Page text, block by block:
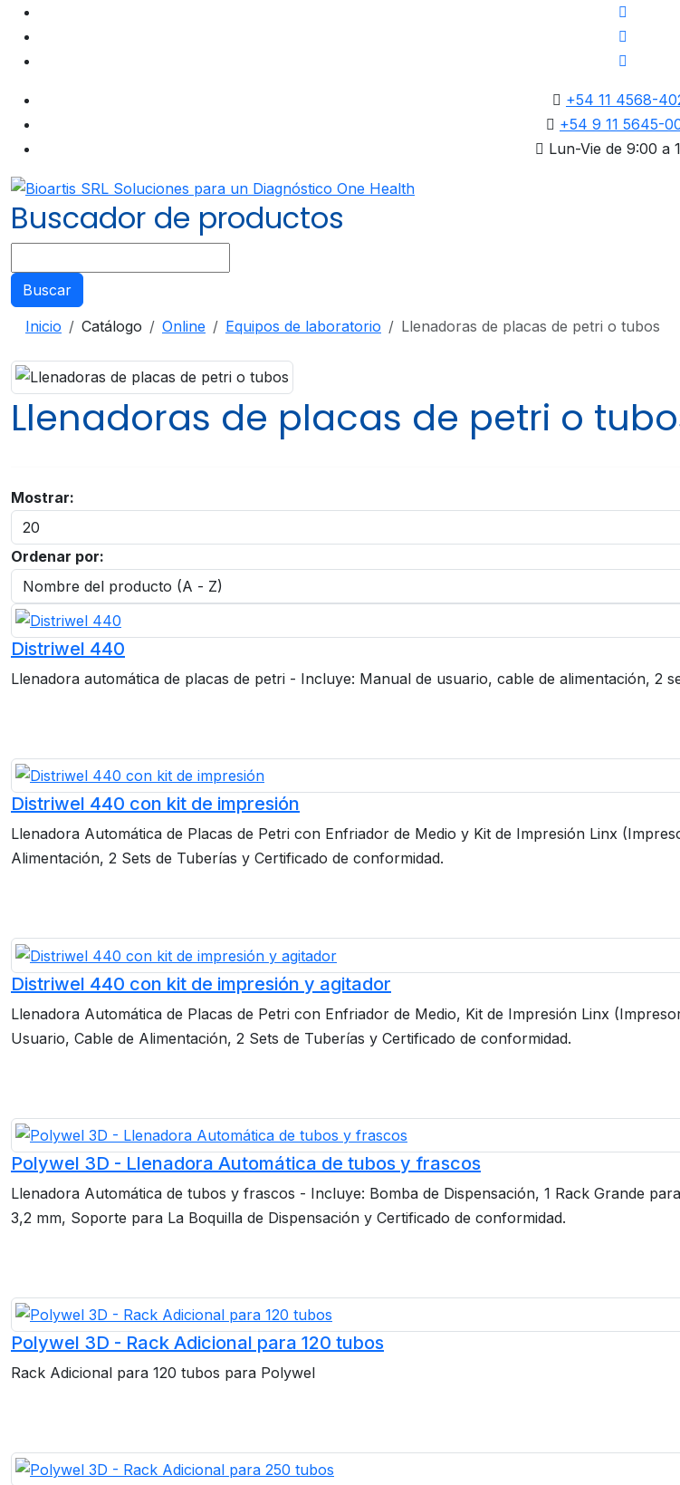
+54 11 4568-
+54 9 11 5645-
Lun-Vie de 9:00 a
Buscador de productos
Buscar
Inicio
Catálogo Online Equipos de laboratorio Llenadoras de placas de petri o tubos
Llenadoras de placas de petri o
Mostrar:
Ordenar por:
Distriwel 440
Llenadora automática de placas de petri - Incluye: Manual de usuario, cable de alimentación, 2
Distriwel 440 con kit de impresión
Llenadora Automática de Placas de Petri con Enfriador de Medio y Kit de Impresión Linx
Alimentación, 2 Sets de Tuberías y Certificado de conformidad.
Distriwel 440 con kit de impresión y agitador
Llenadora Automática de Placas de Petri con Enfriador de Medio, Kit de Impresión Linx
Usuario, Cable de Alimentación, 2 Sets de Tuberías y Certificado de conformidad.
Polywel 3D - Llenadora Automática de tubos y frascos
Llenadora Automática de tubos y frascos - Incluye: Bomba de Dispensación, 1 Rack Grande
3,2 mm, Soporte para La Boquilla de Dispensación y Certificado de conformidad.
Polywel 3D - Rack Adicional para 120 tubos
Rack Adicional para 120 tubos para Polywel